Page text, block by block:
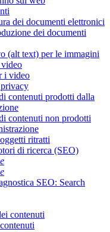
dei documenti elettronici
dei documenti
(alt text) per le immagini
i video
contenuti prodotti dalla
contenuti non prodotti
ritratti
di ricerca (SEO)
SEO: Search
contenuti